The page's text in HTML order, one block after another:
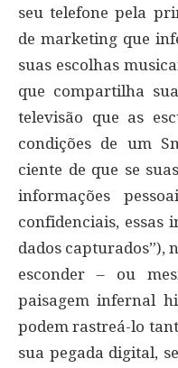
seu telefone pela
de marketing que
suas escolhas
que compartilha
televisão que as
condições de um
ciente de que se
informações
confidenciais, essas
dados capturados”),
esconder – ou
paisagem infernal
podem rastreá-lo
sua pegada digital,